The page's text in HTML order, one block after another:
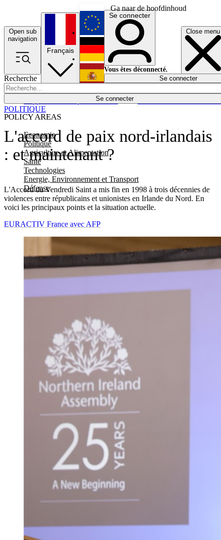
Ga naar de hoofdinhoud
Open sub
navigation
Close menu
Recherche
Se connecter
POLICY AREAS
Economie
Politique
Agriculture et Alimentation
Santé
Technologies
Energie, Environnement et Transport
Défense
Économie
Français
English
Deutsch
Español
Se connecter
Vous êtes déconnecté.
Se connecter
L'accord de paix nord-irlandais
: et maintenant ?
L'Accord du Vendredi Saint a mis fin en 1998 à trois décennies de
violences entre républicains et unionistes en Irlande du Nord. En
voici les principaux points et la situation actuelle.
POLITIQUE
EURACTIV France avec AFP